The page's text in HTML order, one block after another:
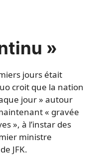
»
jours était
croit que la nation
jour » autour
« gravée
», à l’instar des
ministre
JFK.